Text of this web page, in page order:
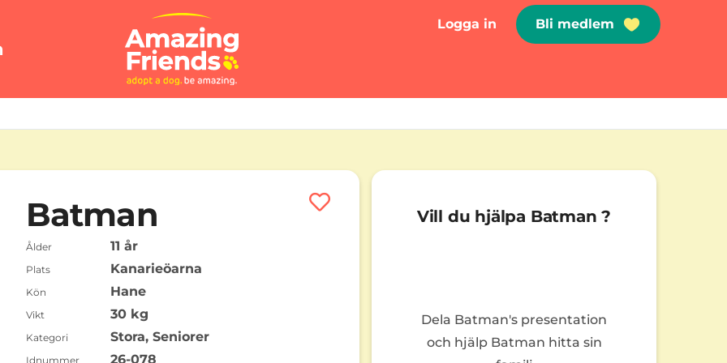
Logga in Bli medlem
Batman
Ålder 11 år
Plats Kanarieöarna
Kön Hane
Vikt 30 kg
Kategori Stora, Seniorer
Idnummer 26-078
Vill du hjälpa Batman ?
Dela Batman's presentation
och hjälp Batman hitta sin